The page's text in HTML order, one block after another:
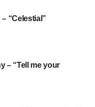
“Celestial”
– “Tell me your